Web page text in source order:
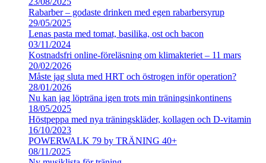
Rabarber – godaste drinken med egen rabarbersyrup
29/05/2025
Lenas pasta med tomat, basilika, ost och bacon
03/11/2024
Kostnadsfri online-föreläsning om klimakteriet – 11 mars
20/02/2026
Måste jag sluta med HRT och östrogen inför operation?
28/01/2026
Nu kan jag löpträna igen trots min träningsinkontinens
18/05/2025
Höstpeppa med nya träningskläder, kollagen och D-vitamin
16/10/2023
POWERWALK 79 by TRÄNING 40+
08/11/2025